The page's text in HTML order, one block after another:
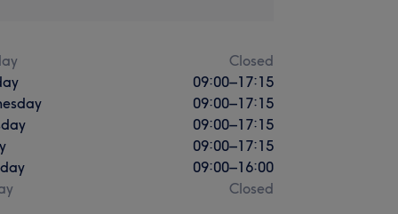
Closed
09:00–17:15
09:00–17:15
09:00–17:15
09:00–17:15
09:00–16:00
Closed